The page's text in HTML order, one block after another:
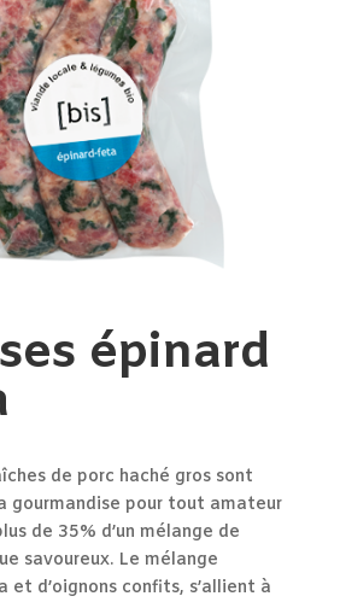
épinard
de porc haché gros sont
gourmandise pour tout amateur
de 35% d’un mélange de
savoureux. Le mélange
et d’oignons confits, s’allient à